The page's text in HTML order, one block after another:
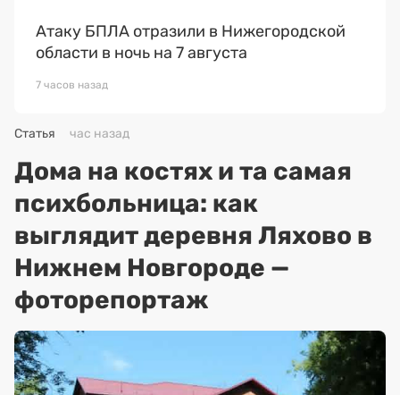
Атаку БПЛА отразили в Нижегородской
области в ночь на 7 августа
7 часов назад
Статья час назад
Дома на костях и та самая
психбольница: как
выглядит деревня Ляхово в
Нижнем Новгороде —
фоторепортаж